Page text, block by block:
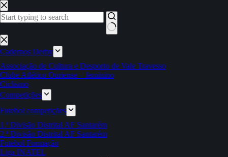
Pular
para
o
Sem
resultados
Cadernos Derby
Associação de Cultura e Desporto de Vale Travesso
Clube Atlético Ouriense – feminino
Ciclismo
Competições
Futebol competições
1.ª Divisão Distrital AF Santarém
2.ª Divisão Distrital AF Santarém
Futebol Formação
Liga INATEL